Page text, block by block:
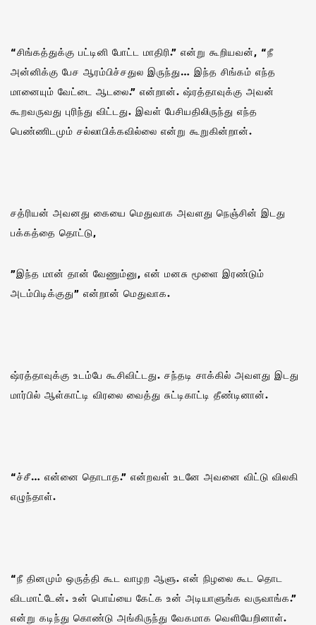
“சிங்கத்துக்கு பட்டினி போட்ட மாதிரி.” என்று கூறியவன், “நீ
அன்னிக்கு பேச ஆரம்பிச்சதுல இருந்து… இந்த சிங்கம் எந்த
மானையும் வேட்டை ஆடலை.” என்றான். ஷ்ரத்தாவுக்கு அவன்
கூறவருவது புரிந்து விட்டது. இவள் பேசியதிலிருந்து எந்த
பெண்ணிடமும் சல்லாபிக்கவில்லை என்று கூறுகின்றான்.
சத்ரியன் அவனது கையை மெதுவாக அவளது நெஞ்சின் இடது
பக்கத்தை தொட்டு,
”இந்த மான் தான் வேணும்னு, என் மனசு மூளை இரண்டும்
அடம்பிடிக்குது” என்றான் மெதுவாக.
ஷ்ரத்தாவுக்கு உடம்பே கூசிவிட்டது. சந்தடி சாக்கில் அவளது இடது
மார்பில் ஆள்காட்டி விரலை வைத்து சுட்டிகாட்டி தீண்டினான்.
“ச்சீ… என்னை தொடாத.” என்றவள் உடனே அவனை விட்டு விலகி
எழுந்தாள்.
“நீ தினமும் ஒருத்தி கூட வாழற ஆளு. என் நிழலை கூட தொட
விடமாட்டேன். உன் பொய்யை கேட்க உன் அடியாளுங்க வருவாங்க.”
என்று கடிந்து கொண்டு அங்கிருந்து வேகமாக வெளியேறினாள்.